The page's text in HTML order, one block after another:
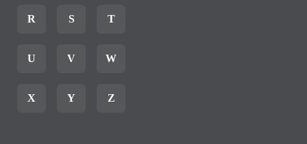
R S T
U V W
X Y Z